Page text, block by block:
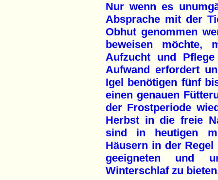
Nur wenn es
Absprache mit der
Obhut genommen
beweisen möchte,
Aufzucht und
Aufwand erfordert
Igel benötigen fünf
einen genauen
der Frostperiode
Herbst in die freie
sind in heutigen
Häusern in der
geeigneten und
Winterschlaf zu